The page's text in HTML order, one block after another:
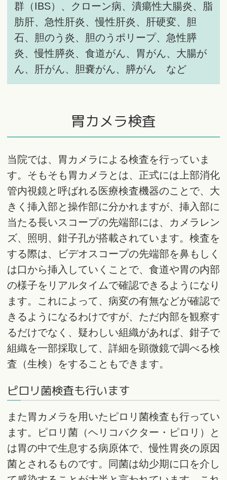
群（IBS）、クローン病、潰瘍性大腸炎、脂
肪肝、急性肝炎、慢性肝炎、肝硬変、胆
石、胆のう炎、胆のうポリープ、急性膵
炎、慢性膵炎、食道がん、胃がん、大腸が
ん、肝がん、胆嚢がん、膵がん など
胃カメラ検査
当院では、胃カメラによる検査を行っていま
す。そもそも胃カメラとは、正式には上部消化
管内視鏡と呼ばれる医療検査機器のことで、大
きく挿入部と操作部に分かれますが、挿入部に
当たる長いスコープの先端部には、カメラレン
ズ、照明、鉗子孔が搭載されています。検査を
する際は、ビデオスコープの先端部を鼻もしく
は口から挿入していくことで、食道や胃の内部
の様子をリアルタイムで確認できるようになり
ます。これによって、病変の有無などが確認で
きるようになるわけですが、ただ内部を観察す
るだけでなく、疑わしい組織があれば、鉗子で
組織を一部採取して、詳細を顕微鏡で調べる検
査（生検）をすることもできます。
ピロリ菌検査も行います
また胃カメラを用いたピロリ菌検査も行ってい
ます。ピロリ菌（ヘリコバクター・ピロリ）と
は胃の中で生息する病原体で、慢性胃炎の原因
菌とされるものです。同菌は幼少期に口を介し